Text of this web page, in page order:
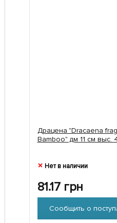
Драцена "Dracaena
Bamboo" дм 11 см выс.
Нет в наличии
81.17грн
Сообщить о